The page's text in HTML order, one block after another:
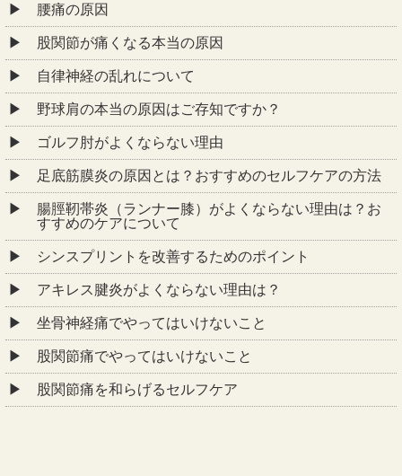
腰痛の原因
股関節が痛くなる本当の原因
自律神経の乱れについて
野球肩の本当の原因はご存知ですか？
ゴルフ肘がよくならない理由
足底筋膜炎の原因とは？おすすめのセルフケアの方法
腸脛靭帯炎（ランナー膝）がよくならない理由は？お
すすめのケアについて
シンスプリントを改善するためのポイント
アキレス腱炎がよくならない理由は？
坐骨神経痛でやってはいけないこと
股関節痛でやってはいけないこと
股関節痛を和らげるセルフケア